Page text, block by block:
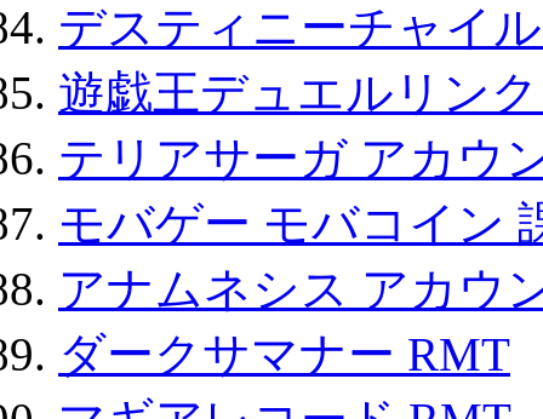
デスティニーチャイ
遊戯王デュエルリン
テリアサーガ アカウ
モバゲー モバコイン
アナムネシス アカウ
ダークサマナー RMT